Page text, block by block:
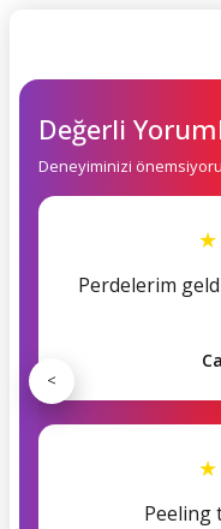
Değerli
Deneyiminizi
Perdelerim
Peeling
<